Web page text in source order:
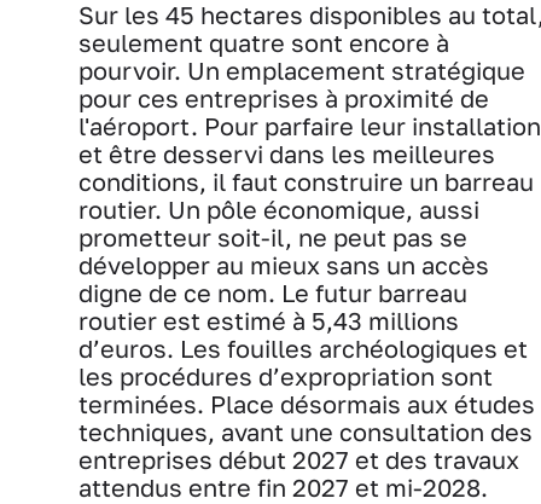
Sur les 45 hectares disponibles au
seulement quatre sont encore à
pourvoir. Un emplacement stratégique
pour ces entreprises à proximité de
l'aéroport. Pour parfaire leur installation
et être desservi dans les meilleures
conditions, il faut construire un barreau
routier. Un pôle économique, aussi
prometteur soit-il, ne peut pas se
développer au mieux sans un accès
digne de ce nom. Le futur barreau
routier est estimé à 5,43 millions
d’euros. Les fouilles archéologiques et
les procédures d’expropriation sont
terminées. Place désormais aux études
techniques, avant une consultation des
entreprises début 2027 et des travaux
attendus entre fin 2027 et mi-2028.